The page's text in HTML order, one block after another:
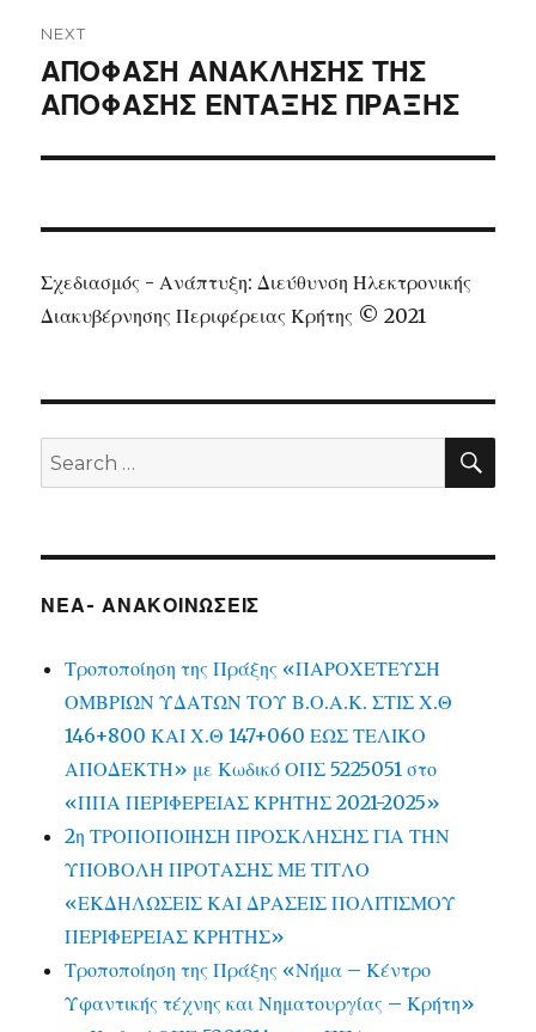
NEXT
Next
post:
ΑΠΟΦΑΣΗ ΑΝΑΚΛΗΣΗΣ ΤΗΣ
ΑΠΟΦΑΣΗΣ ΕΝΤΑΞΗΣ ΠΡΑΞΗΣ
Σχεδιασμός - Ανάπτυξη: Διεύθυνση Ηλεκτρονικής
Διακυβέρνησης Περιφέρειας Κρήτης © 2021
Search
for:
ΝΕΑ- ΑΝΑΚΟΙΝΩΣΕΙΣ
Τροποποίηση της Πράξης «ΠΑΡΟΧΕΤΕΥΣΗ
ΟΜΒΡΙΩΝ ΥΔΑΤΩΝ ΤΟΥ Β.Ο.Α.Κ. ΣΤΙΣ Χ.Θ
146+800 ΚΑΙ Χ.Θ 147+060 ΕΩΣ ΤΕΛΙΚΟ
ΑΠΟΔΕΚΤΗ» με Κωδικό ΟΠΣ 5225051 στο
«ΠΠΑ ΠΕΡΙΦΕΡΕΙΑΣ ΚΡΗΤΗΣ 2021-2025»
2η ΤΡΟΠΟΠΟΙΗΣΗ ΠΡΟΣΚΛΗΣΗΣ ΓΙΑ ΤΗΝ
ΥΠΟΒΟΛΗ ΠΡΟΤΑΣΗΣ ΜΕ ΤΙΤΛΟ
«ΕΚΔΗΛΩΣΕΙΣ ΚΑΙ ΔΡΑΣΕΙΣ ΠΟΛΙΤΙΣΜΟΥ
ΠΕΡΙΦΕΡΕΙΑΣ ΚΡΗΤΗΣ»
Τροποποίηση της Πράξης «Νήμα – Κέντρο
Υφαντικής τέχνης και Νηματουργίας – Κρήτη»